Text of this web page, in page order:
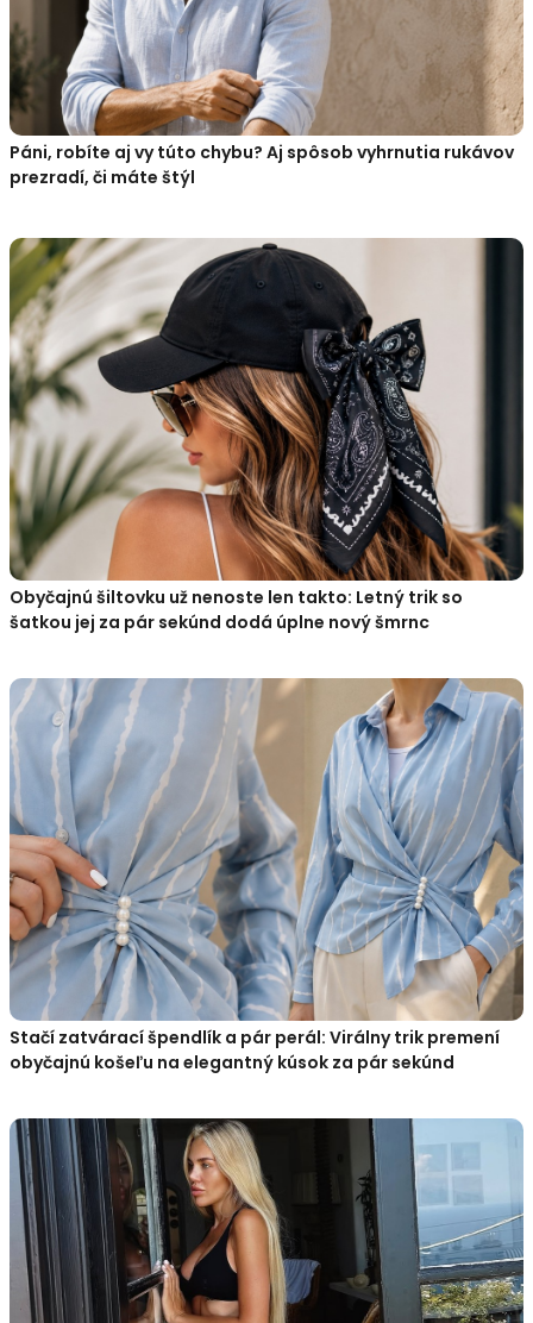
Páni, robíte aj vy túto chybu? Aj spôsob vyhrnutia rukávov
prezradí, či máte štýl
Obyčajnú šiltovku už nenoste len takto: Letný trik so
šatkou jej za pár sekúnd dodá úplne nový šmrnc
Stačí zatvárací špendlík a pár perál: Virálny trik premení
obyčajnú košeľu na elegantný kúsok za pár sekúnd